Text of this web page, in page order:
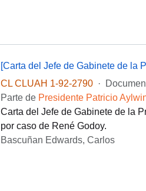
[Carta del Jefe de Gabinete de la
CL CLUAH 1-92-2790
·
Parte de Presidente Patricio
Carta del Jefe de Gabinete de la
por caso de René Godoy.
Bascuñan Edwards, Carlos